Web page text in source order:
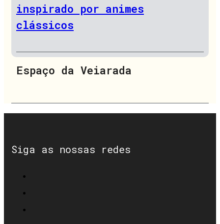
inspirado por animes
clássicos
Espaço da Veiarada
Siga as nossas redes